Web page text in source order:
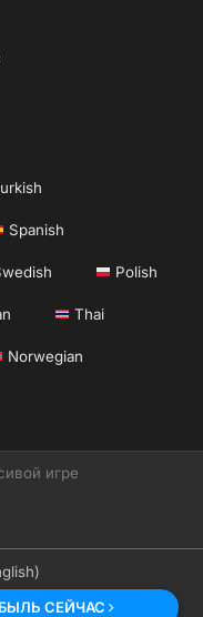
Spanish
Polish
Thai
Norwegian
игре
СЕЙЧАС